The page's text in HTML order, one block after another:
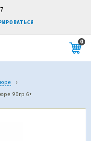
0
›
90гр 6+